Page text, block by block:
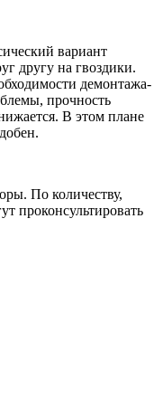
вариант
другу на гвоздики.
демонтажа-
прочность
В этом плане
По количеству,
проконсультировать